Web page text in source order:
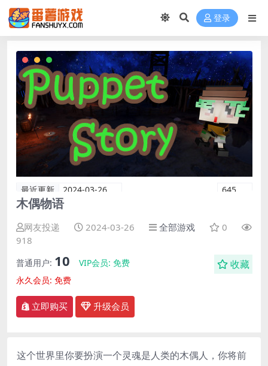
登录
最近更新 2024-03-26 645
木偶物语
网友投递 2024-03-26 全部游戏
0
918
普通用户: 10 VIP会员: 免费
永久会员: 免费
收藏
立即购买 升级会员
这个世界里你要扮演一个灵魂是人类的木偶人，你将前